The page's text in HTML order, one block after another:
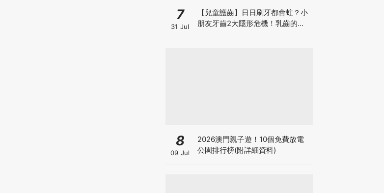
7
31 Jul
【兒童護齒】日日刷牙都會蛀？小
朋友牙齒2大隱形危機！乳齒的琺
8
09 Jul
2026澳門親子遊！10個免費放電
公園排行榜(附詳細資料)